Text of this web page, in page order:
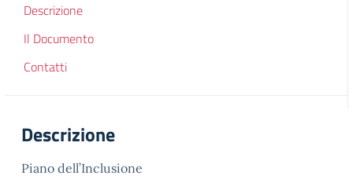
Descrizione
Il Documento
Contatti
Descrizione
Piano dell’Inclusione